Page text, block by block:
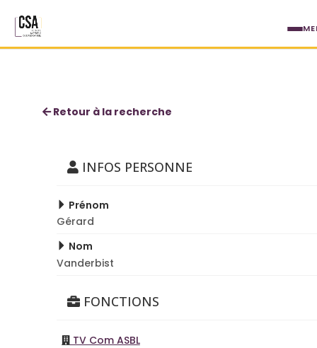
Gérard Vanderbist
Retour à la recherche
INFOS PERSONNE
Prénom
Gérard
Nom
Vanderbist
FONCTIONS
TV Com ASBL